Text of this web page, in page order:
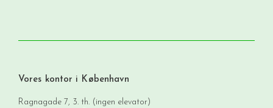
Vores kontor i København
Ragnagade 7, 3. th. (ingen elevator)